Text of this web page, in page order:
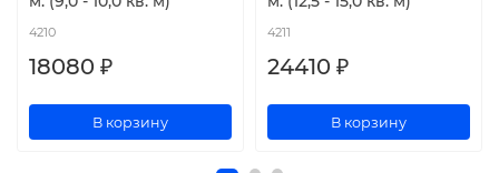
4210
18080 ₽
В корзину
4211
24410 ₽
В корзину